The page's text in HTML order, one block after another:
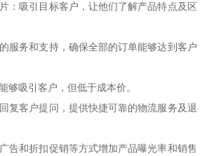
：吸引目标客户，让他们了解产品特点及区
服务和支持，确保全部的订单能够达到客户
够吸引客户，但低于成本价。
复客户提问，提供快捷可靠的物流服务及退
告和折扣促销等方式增加产品曝光率和销售